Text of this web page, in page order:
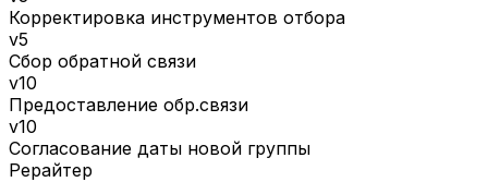
Корректировка инструментов отбора
v5
Сбор обратной связи
v10
Предоставление обр.связи
v10
Согласование даты новой группы
Рерайтер